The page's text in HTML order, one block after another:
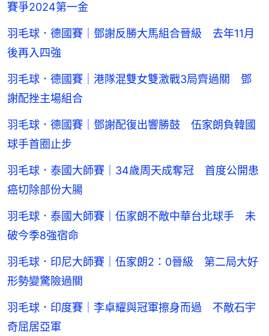
賽爭2024第一金
羽毛球．德國賽｜鄧謝反勝大馬組合晉級 去年11月
後再入四強
羽毛球．德國賽｜港隊混雙女雙激戰3局齊過關 鄧
謝配挫主場組合
羽毛球．德國賽｜鄧謝配復出響勝鼓 伍家朗負韓國
球手首圈止步
羽毛球．泰國大師賽｜34歲周天成奪冠 首度公開患
癌切除部份大腸
羽毛球．泰國大師賽｜伍家朗不敵中華台北球手 未
破今季8強宿命
羽毛球．印尼大師賽｜伍家朗2：0晉級 第二局大好
形勢變驚險過關
羽毛球．印度賽｜李卓耀與冠軍擦身而過 不敵石宇
奇屈居亞軍